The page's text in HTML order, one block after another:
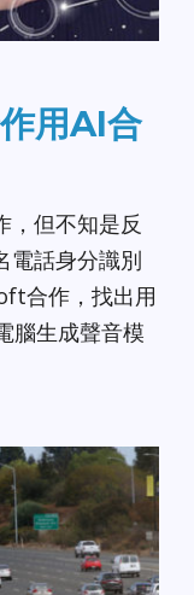
用AI合
，但不知是反
電話身分識別
合作，找出用
腦生成聲音模